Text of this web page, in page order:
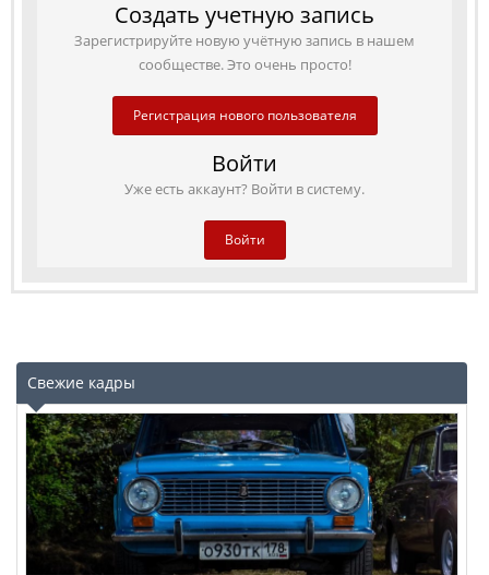
Создать учетную запись
Зарегистрируйте новую учётную запись в нашем
сообществе. Это очень просто!
Регистрация нового пользователя
Войти
Уже есть аккаунт? Войти в систему.
Войти
Свежие кадры